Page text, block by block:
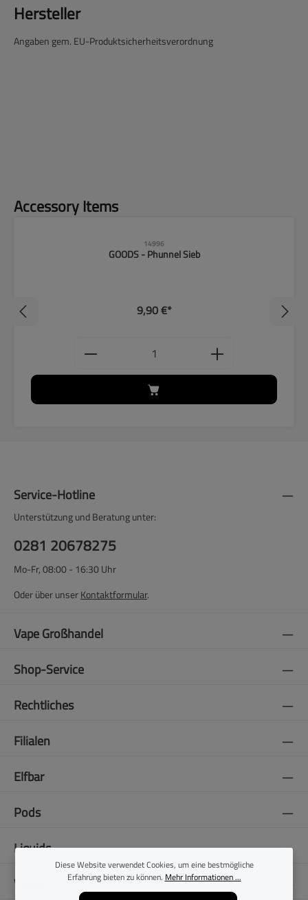
Hersteller
Angaben gem. EU-Produktsicherheitsverordnung
Produktgalerie überspringen
Accessory Items
14996
GOODS - Phunnel Sieb
9,90 €*
Produkt Anzahl: Gib den
Service-Hotline
Unterstützung und Beratung unter:
0281 20678275
Mo-Fr, 08:00 - 16:30 Uhr
Oder über unserKontaktformular.
Vape Großhandel
Shop-Service
Rechtliches
Filialen
Elfbar
Pods
Liquids
Vapes
Diese Website verwendet Cookies, um eine bestmögliche
Erfahrung bieten zu können. Mehr Informationen ...